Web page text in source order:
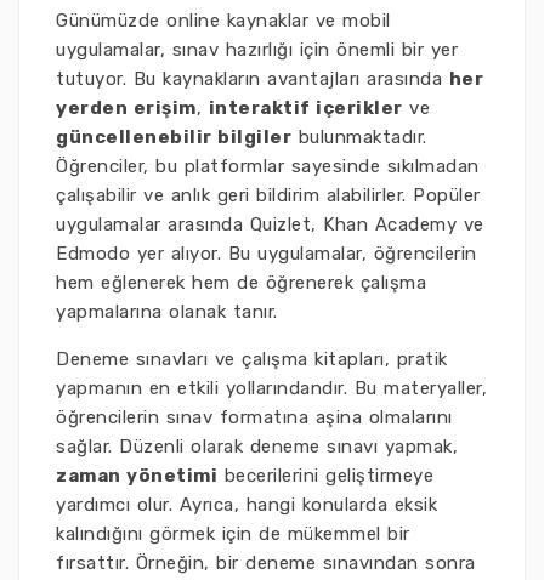
Günümüzde online kaynaklar ve mobil
uygulamalar, sınav hazırlığı için önemli bir yer
tutuyor. Bu kaynakların avantajları arasında her
yerden erişim, interaktif içerikler ve
güncellenebilir bilgiler bulunmaktadır.
Öğrenciler, bu platformlar sayesinde sıkılmadan
çalışabilir ve anlık geri bildirim alabilirler. Popüler
uygulamalar arasında Quizlet, Khan Academy ve
Edmodo yer alıyor. Bu uygulamalar, öğrencilerin
hem eğlenerek hem de öğrenerek çalışma
yapmalarına olanak tanır.
Deneme sınavları ve çalışma kitapları, pratik
yapmanın en etkili yollarındandır. Bu materyaller,
öğrencilerin sınav formatına aşina olmalarını
sağlar. Düzenli olarak deneme sınavı yapmak,
zaman yönetimi becerilerini geliştirmeye
yardımcı olur. Ayrıca, hangi konularda eksik
kalındığını görmek için de mükemmel bir
fırsattır. Örneğin, bir deneme sınavından sonra